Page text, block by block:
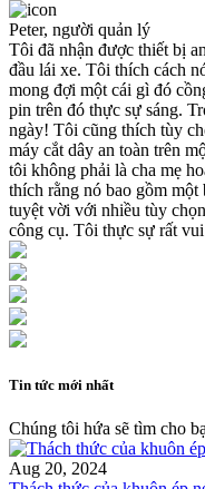
Peter, người quản lý
Tôi đã nhận được thiết bị
đầu lái xe. Tôi thích cách
mong đợi một cái gì đó
pin trên đó thực sự sáng.
ngày! Tôi cũng thích tùy
máy cắt dây an toàn trên
tôi không phải là cha mẹ
thích rằng nó bao gồm
tuyệt vời với nhiều tùy
công cụ. Tôi thực sự rất
Tin tức mới nhất
Chúng tôi hứa sẽ tìm cho
Aug 20, 2024